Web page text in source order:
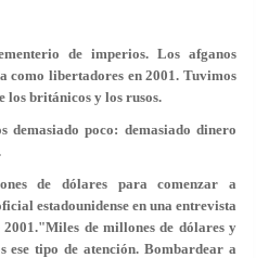
de imperios. Los afganos
como libertadores en 2001. Tuvimos
los británicos y los rusos.
demasiado poco: demasiado dinero
de dólares para comenzar a
estadounidense en una entrevista
de millones de dólares y
ese tipo de atención. Bombardear a